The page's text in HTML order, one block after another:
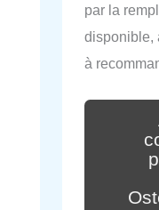
par la
disponible,
à